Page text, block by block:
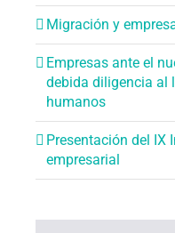
Migración y
Empresas ante el
debida diligencia al
humanos
Presentación del IX
empresarial